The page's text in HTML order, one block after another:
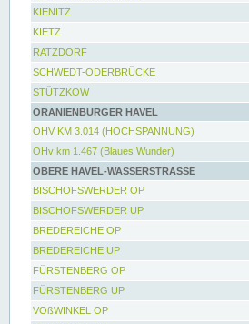
KIENITZ
KIETZ
RATZDORF
SCHWEDT-ODERBRÜCKE
STÜTZKOW
ORANIENBURGER HAVEL
OHV KM 3.014 (HOCHSPANNUNG)
OHv km 1.467 (Blaues Wunder)
OBERE HAVEL-WASSERSTRASSE
BISCHOFSWERDER OP
BISCHOFSWERDER UP
BREDEREICHE OP
BREDEREICHE UP
FÜRSTENBERG OP
FÜRSTENBERG UP
VOßWINKEL OP